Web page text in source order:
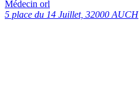
Médecin orl
5 place du 14 Juillet, 32000 AUCH